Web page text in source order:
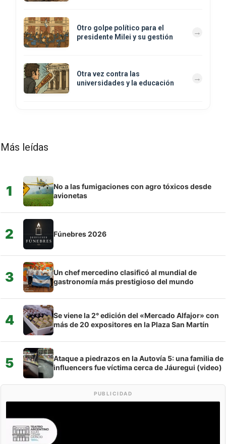
Otro golpe político para el
presidente Milei y su gestión
Otra vez contra las
universidades y la educación
Más leídas
1
No a las fumigaciones con agro tóxicos desde
avionetas
2 Fúnebres 2026
3
Un chef mercedino clasificó al mundial de
gastronomía más prestigioso del mundo
4
Se viene la 2° edición del «Mercado Alfajor» con
más de 20 expositores en la Plaza San Martín
5
Ataque a piedrazos en la Autovía 5: una familia de
influencers fue víctima cerca de Jáuregui (video)
PUBLICIDAD